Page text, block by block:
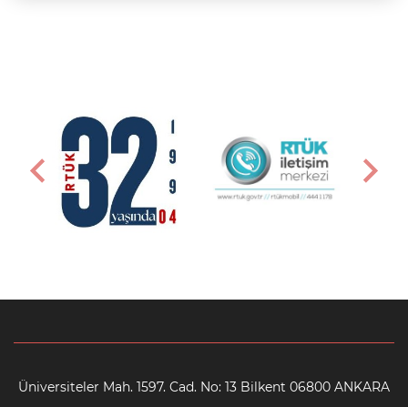
Üniversiteler Mah. 1597. Cad. No: 13 Bilkent 06800 ANKARA